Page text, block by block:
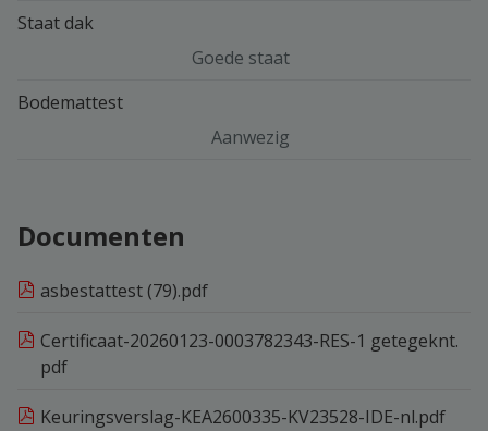
Staat dak
Goede staat
Bodemattest
Aanwezig
Documenten
asbestattest (79).pdf
Certificaat-20260123-0003782343-RES-1 getegeknt.
pdf
Keuringsverslag-KEA2600335-KV23528-IDE-nl.pdf